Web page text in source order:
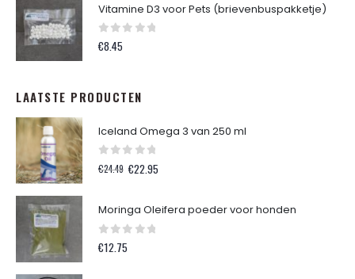
Vitamine D3 voor Pets (brievenbuspakketje)
0out of 5
€8.45
LAATSTE PRODUCTEN
Iceland Omega 3 van 250 ml
0out of 5
€24.49 Oorspronkelijke
€24.49.
€22.95
€22.95.
Moringa Oleifera poeder voor honden
0out of 5
€12.75